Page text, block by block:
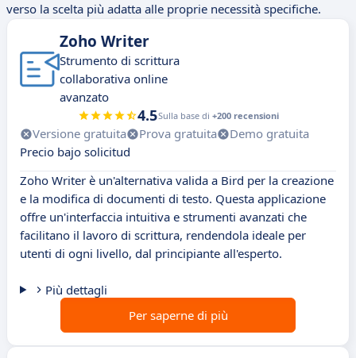
verso la scelta più adatta alle proprie necessità specifiche.
Zoho Writer
Strumento di scrittura
collaborativa online
avanzato
4.5Sulla base di +200 recensioni
Versione gratuita Prova gratuita
Demo gratuita
Precio bajo solicitud
Zoho Writer è un'alternativa valida a Bird per la creazione
e la modifica di documenti di testo. Questa applicazione
offre un'interfaccia intuitiva e strumenti avanzati che
facilitano il lavoro di scrittura, rendendola ideale per
utenti di ogni livello, dal principiante all'esperto.
Più dettagli
Per saperne di più